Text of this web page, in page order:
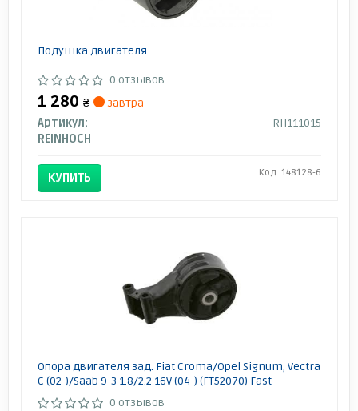
Подушка двигателя
0 отзывов
1 280 ₴
завтра
Артикул:
RH111015
REINHOCH
КУПИТЬ Код: 148128-6
Опора двигателя зад. Fiat Croma/Opel Signum, Vectra
C (02-)/Saab 9-3 1.8/2.2 16V (04-) (FT52070) Fast
0 отзывов